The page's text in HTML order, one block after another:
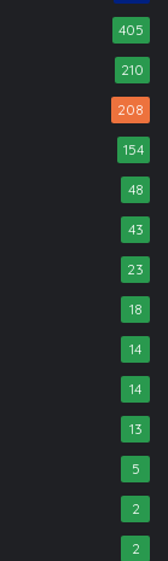
405
210
208
154
48
43
23
18
14
14
13
5
2
2